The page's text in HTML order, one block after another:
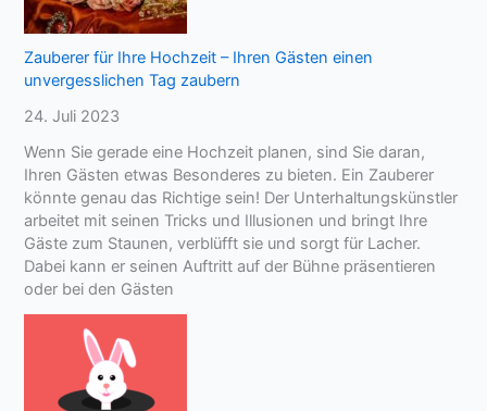
Zauberer für Ihre Hochzeit – Ihren Gästen einen
unvergesslichen Tag zaubern
24. Juli 2023
Wenn Sie gerade eine Hochzeit planen, sind Sie daran,
Ihren Gästen etwas Besonderes zu bieten. Ein Zauberer
könnte genau das Richtige sein! Der Unterhaltungskünstler
arbeitet mit seinen Tricks und Illusionen und bringt Ihre
Gäste zum Staunen, verblüfft sie und sorgt für Lacher.
Dabei kann er seinen Auftritt auf der Bühne präsentieren
oder bei den Gästen